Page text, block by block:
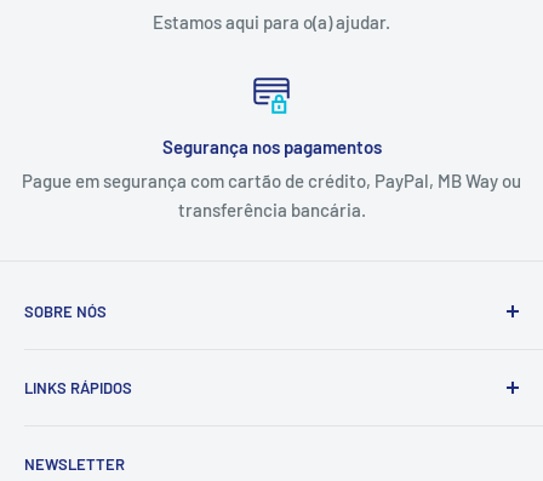
Estamos aqui para o(a) ajudar.
Segurança nos pagamentos
Pague em segurança com cartão de crédito, PayPal, MB Way ou
transferência bancária.
SOBRE NÓS
fornece e executa soluções de pintura e proteção
industrial, naval e da construção civil.
LINKS RÁPIDOS
Sobre Nós
NEWSLETTER